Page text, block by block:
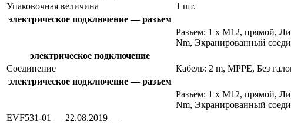
Упаковочная величина
1 шт.
электрическое подключение — разъем
Разъем: 1 x M12, прямой,
Nm, Экранированный
электрическое подключение
Соединение
Кабель: 2 m, MPPE, Без
электрическое подключение — разъем
Разъем: 1 x M12, прямой,
Nm, Экранированный
EVF531-01 — 22.08.2019 —